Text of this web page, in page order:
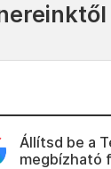
Állítsd be a
megbízható